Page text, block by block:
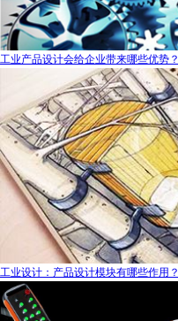
工业产品设计会给企业带来哪些优势？
工业设计：产品设计模块有哪些作用？